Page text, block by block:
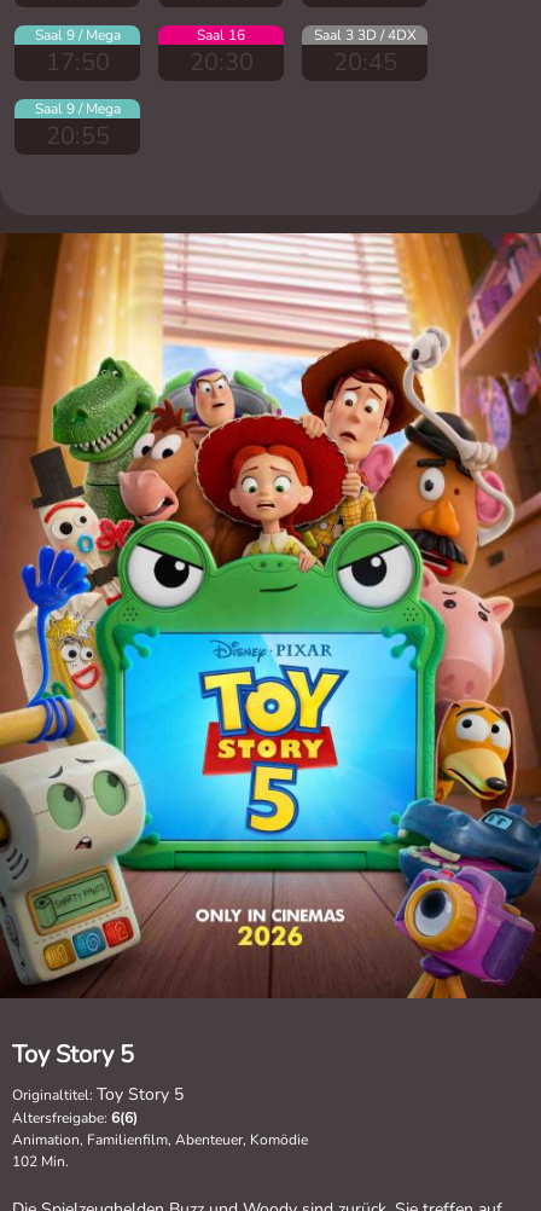
Saal 9 / Mega
17:50
Saal 16
20:30
Saal 3 3D / 4DX
20:45
Saal 9 / Mega
20:55
Toy Story 5
Originaltitel: Toy Story 5
Altersfreigabe: 6(6)
Animation, Familienfilm, Abenteuer, Komödie
102 Min.